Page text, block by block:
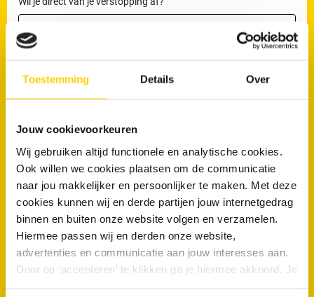
Toestemming Details Over
Jouw cookievoorkeuren
Wij gebruiken altijd functionele en analytische cookies.
Ook willen we cookies plaatsen om de communicatie
naar jou makkelijker en persoonlijker te maken. Met deze
cookies kunnen wij en derde partijen jouw internetgedrag
binnen en buiten onze website volgen en verzamelen.
Hiermee passen wij en derden onze website,
advertenties en communicatie aan jouw interesses aan.
Door op ‘accepteren’ te klikken ga je hiermee akkoord. Je
Maak nu een afspraak
dan de binnenstad?
Kunnen verzakkingen in Emmeloord leiden tot rioolproblemen?
Komen afvoerproblemen vaker voor in gestapelde bouw in
Emmeloord?
Zijn rioolproblemen rondom bomen te voorkomen?